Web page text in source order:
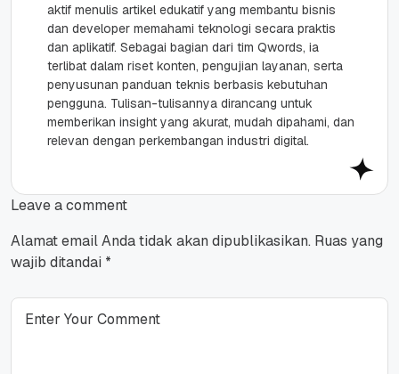
aktif menulis artikel edukatif yang membantu bisnis
dan developer memahami teknologi secara praktis
dan aplikatif. Sebagai bagian dari tim Qwords, ia
terlibat dalam riset konten, pengujian layanan, serta
penyusunan panduan teknis berbasis kebutuhan
pengguna. Tulisan-tulisannya dirancang untuk
memberikan insight yang akurat, mudah dipahami, dan
relevan dengan perkembangan industri digital.
Leave a comment
Alamat email Anda tidak akan dipublikasikan. Ruas yang
wajib ditandai *